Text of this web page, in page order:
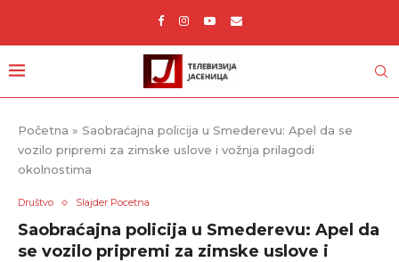
Početna » Saobraćajna policija u Smederevu: Apel da se
vozilo pripremi za zimske uslove i vožnja prilagodi
okolnostima
Društvo Slajder Pocetna
Saobraćajna policija u Smederevu: Apel da
se vozilo pripremi za zimske uslove i